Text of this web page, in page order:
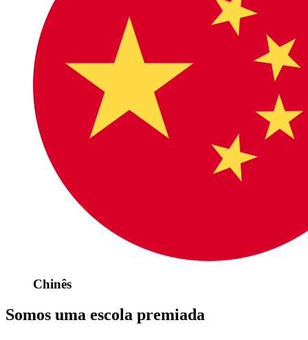
Chinês
Somos uma escola premiada